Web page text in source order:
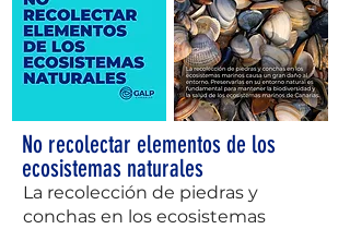
No recolectar elementos de los
ecosistemas naturales
La recolección de piedras y
conchas en los ecosistemas